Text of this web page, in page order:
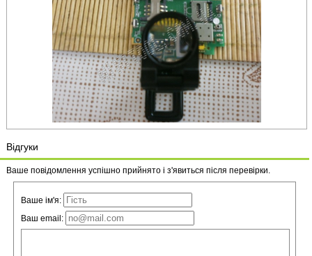
Відгуки
Ваше повідомлення успішно прийнято і з'явиться після перевірки.
Ваше ім'я:
Ваш email: